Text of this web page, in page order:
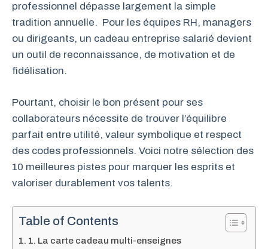
professionnel dépasse largement la simple
tradition annuelle. Pour les équipes RH, managers
ou dirigeants, un cadeau entreprise salarié devient
un outil de reconnaissance, de motivation et de
fidélisation.
Pourtant, choisir le bon présent pour ses
collaborateurs nécessite de trouver l’équilibre
parfait entre utilité, valeur symbolique et respect
des codes professionnels. Voici notre sélection des
10 meilleures pistes pour marquer les esprits et
valoriser durablement vos talents.
Table of Contents
1. La carte cadeau multi-enseignes